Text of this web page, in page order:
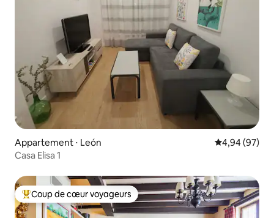
Appartement ⋅ León Évaluation
4,94 (97)
Casa Elisa 1
Coups de cœur voyageurs les plus appréciés
Coup de cœur voyageurs